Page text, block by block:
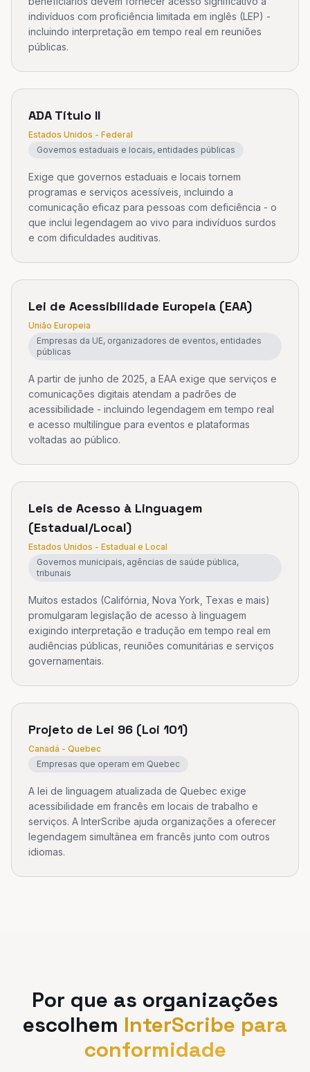
indivíduos com proficiência limitada em inglês (LEP) -
incluindo interpretação em tempo real em reuniões
públicas.
ADA Título II
Estados Unidos - Federal
Governos estaduais e locais, entidades públicas
Exige que governos estaduais e locais tornem
programas e serviços acessíveis, incluindo a
comunicação eficaz para pessoas com deficiência - o
que inclui legendagem ao vivo para indivíduos surdos
e com dificuldades auditivas.
Lei de Acessibilidade Europeia (EAA)
União Europeia
Empresas da UE, organizadores de eventos, entidades
públicas
A partir de junho de 2025, a EAA exige que serviços e
comunicações digitais atendam a padrões de
acessibilidade - incluindo legendagem em tempo real
e acesso multilíngue para eventos e plataformas
voltadas ao público.
Leis de Acesso à Linguagem
(Estadual/Local)
Estados Unidos - Estadual e Local
Governos municipais, agências de saúde pública,
tribunais
Muitos estados (Califórnia, Nova York, Texas e mais)
promulgaram legislação de acesso à linguagem
exigindo interpretação e tradução em tempo real em
audiências públicas, reuniões comunitárias e serviços
governamentais.
Projeto de Lei 96 (Loi 101)
Canadá - Quebec
Empresas que operam em Quebec
A lei de linguagem atualizada de Quebec exige
acessibilidade em francês em locais de trabalho e
serviços. A InterScribe ajuda organizações a oferecer
legendagem simultânea em francês junto com outros
idiomas.
Por que as organizações
escolhem InterScribe para
conformidade